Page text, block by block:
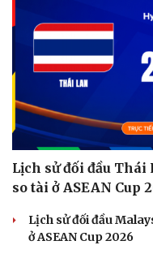
Lịch sử đối đầu
so tài ở ASEAN Cup
Lịch sử đối đầu
ở ASEAN Cup 2026